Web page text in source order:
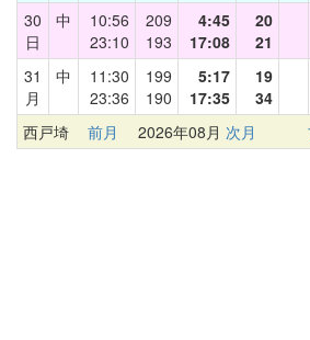
30
日
中
10:56
23:10
209
193
4:45
17:08
20
21
31
月
中
11:30
23:36
199
190
5:17
17:35
19
34
西戸埼 前月 2026年08月 次月